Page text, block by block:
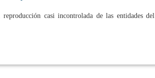
casi incontrolada de las entidades del